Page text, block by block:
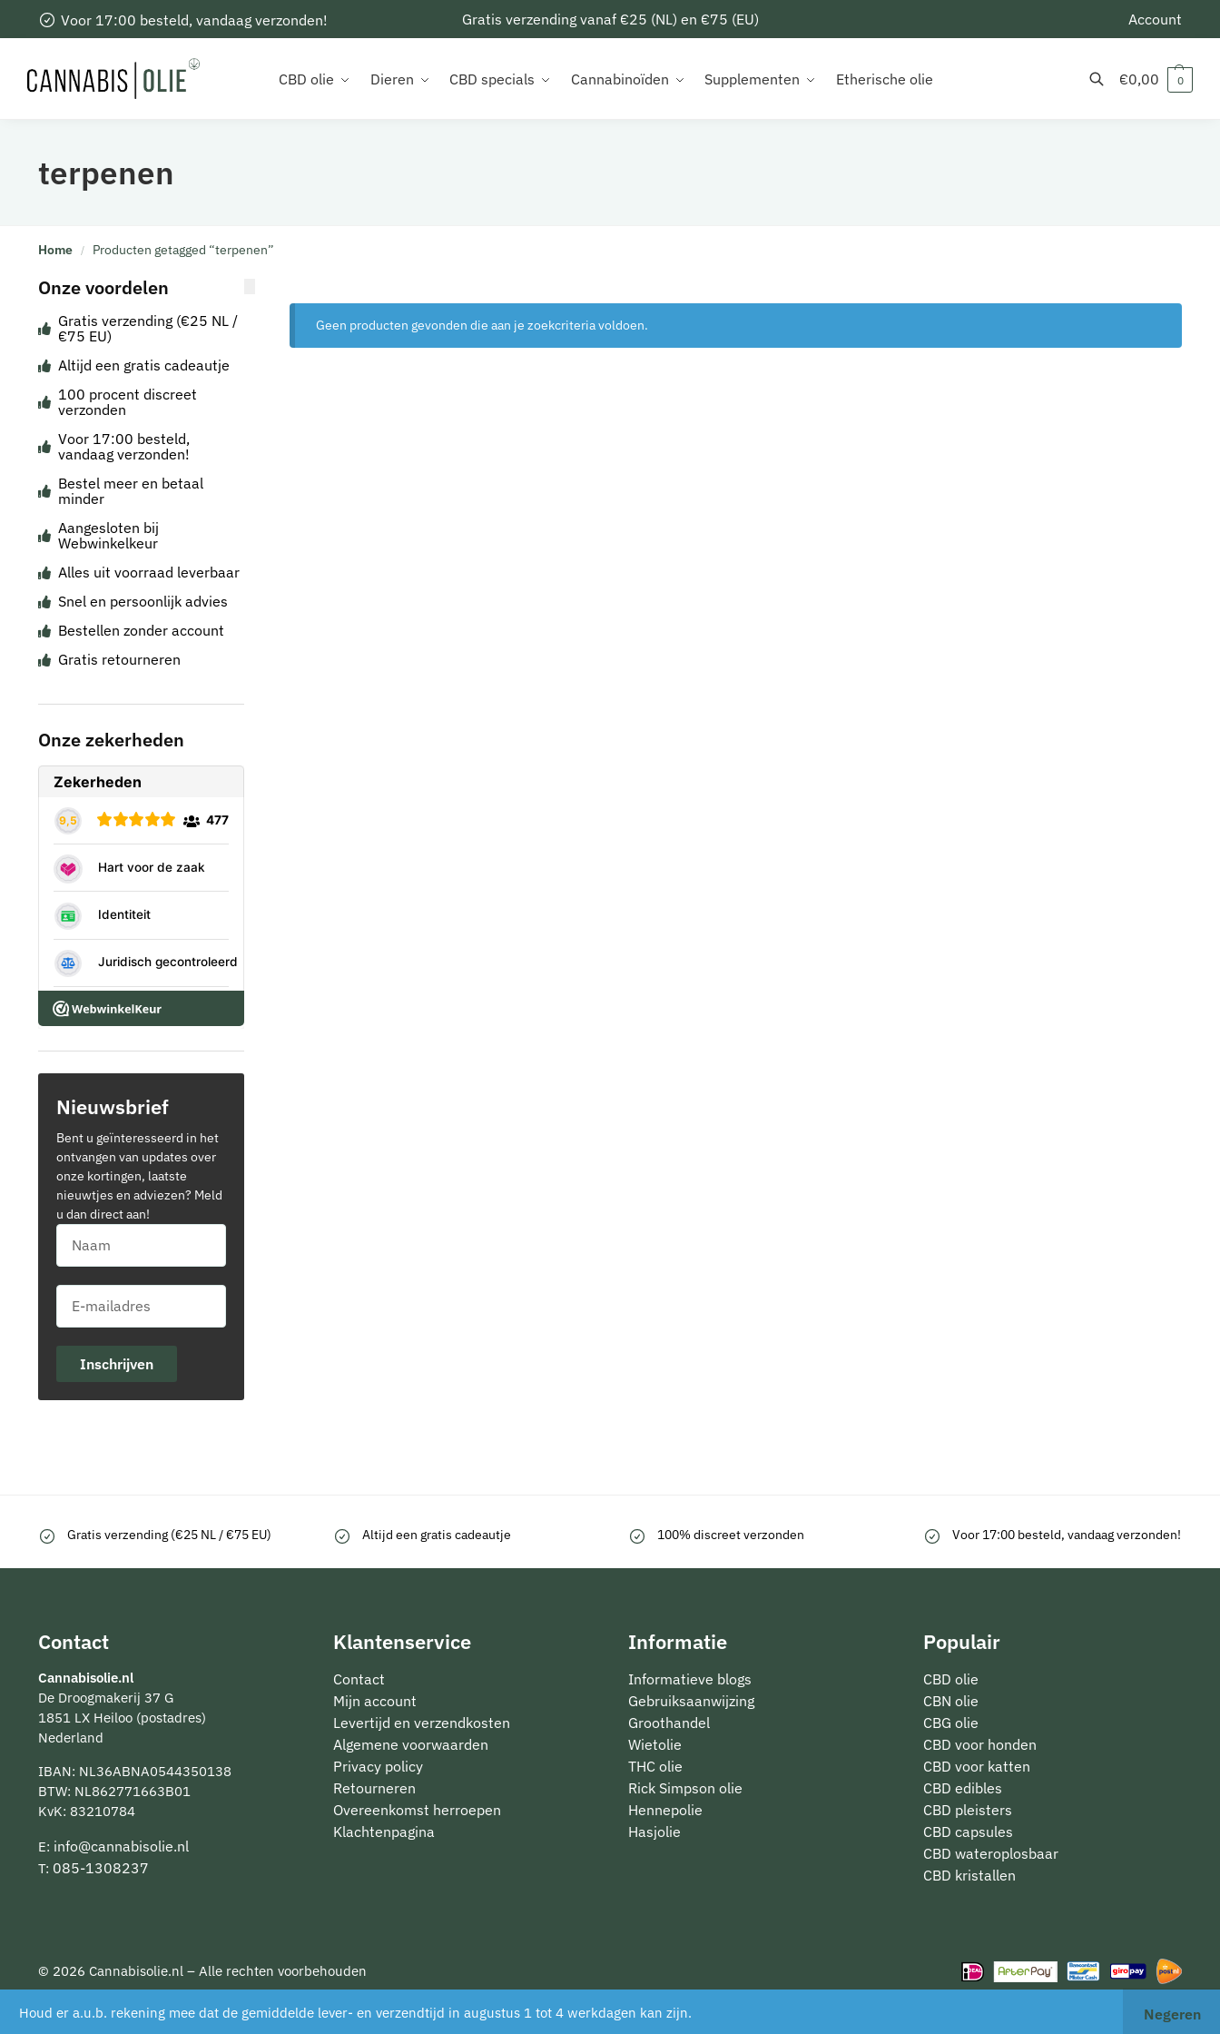
Houd er a.u.b. rekening mee dat de gemiddelde lever- en verzendtijd in augustus 1 tot 4 werkdagen kan zijn. Negeren
Voor 17:00 besteld, vandaag verzonden! Gratis verzending vanaf €25 (NL) en €75 (EU) Account
CBD olie Dieren CBD specials Cannabinoïden Supplementen Etherische olie
Recent toegevoegd
€0,00 0
terpenen
Home / Producten getagged “terpenen”
Geen producten gevonden die aan je zoekcriteria voldoen.
Onze voordelen
Gratis verzending (€25 NL /
€75 EU)
Altijd een gratis cadeautje
100 procent discreet
verzonden
Voor 17:00 besteld,
vandaag verzonden!
Bestel meer en betaal
minder
Aangesloten bij
Webwinkelkeur
Alles uit voorraad leverbaar
Snel en persoonlijk advies
Bestellen zonder account
Gratis retourneren
Onze zekerheden
Nieuwsbrief
Bent u geïnteresseerd in het
ontvangen van updates over
onze kortingen, laatste
nieuwtjes en adviezen? Meld
u dan direct aan!
Inschrijven
Gratis verzending (€25 NL / €75 EU) Altijd een gratis cadeautje 100% discreet verzonden Voor 17:00 besteld, vandaag verzonden!
Contact
Cannabisolie.nl
De Droogmakerij 37 G
1851 LX Heiloo (postadres)
Nederland
IBAN: NL36ABNA0544350138
BTW: NL862771663B01
KvK: 83210784
E: info@cannabisolie.nl
T: 085-1308237
Klantenservice
Contact
Mijn account
Levertijd en verzendkosten
Algemene voorwaarden
Privacy policy
Retourneren
Overeenkomst herroepen
Klachtenpagina
Informatie
Informatieve blogs
Gebruiksaanwijzing
Groothandel
Wietolie
THC olie
Rick Simpson olie
Hennepolie
Hasjolie
Populair
CBD olie
CBN olie
CBG olie
CBD voor honden
CBD voor katten
CBD edibles
CBD pleisters
CBD capsules
CBD wateroplosbaar
CBD kristallen
© 2026 Cannabisolie.nl – Alle rechten voorbehouden
De waardering van www.cannabisolie.nl/ bijWebwinkelKeur Reviews